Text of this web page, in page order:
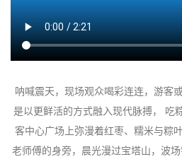
呐喊震天，现场观众喝彩连连，游客
是以更鲜活的方式融入现代脉搏， 吃
客中心广场上弥漫着红枣、糯米与粽
老师傅的身旁，晨光漫过宝塔山，波